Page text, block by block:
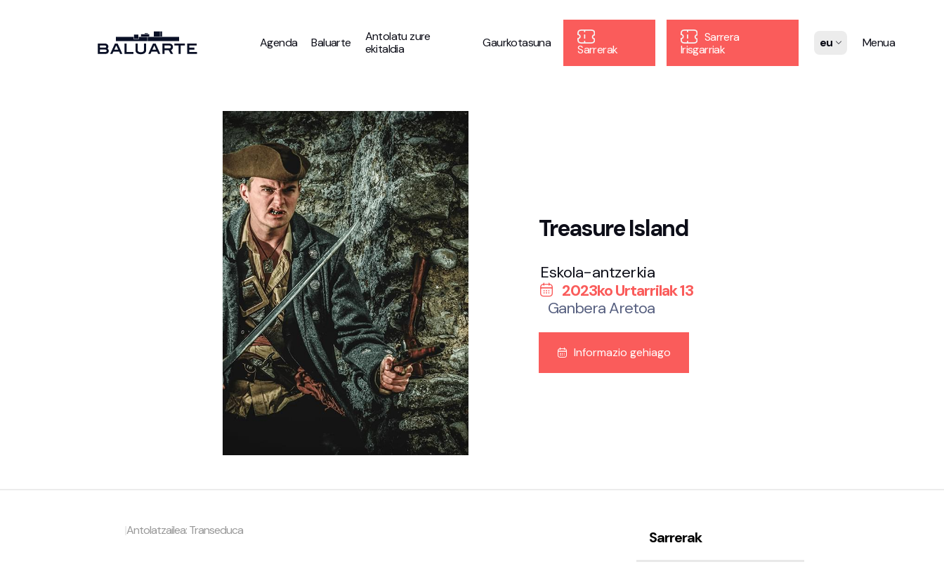
Agenda Baluarte
Antolatu zure
ekitaldia
Gaurkotasuna Sarrerak
Sarrera
Irisgarriak
eu Menua
Treasure Island
Eskola-antzerkia
2023ko Urtarrilak 13
Ganbera Aretoa
Informazio gehiago
|Antolatzailea: Transeduca Sarrerak